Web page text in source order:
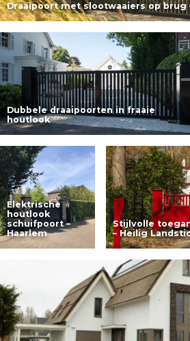
Draaipoort met slootwaaiers op brug
Lees meer
Dubbele draaipoorten in fraaie
houtlook
Lees meer
Elektrische
houtlook
schuifpoort –
Haarlem
Stijlvolle
– Heilig
Lees meer